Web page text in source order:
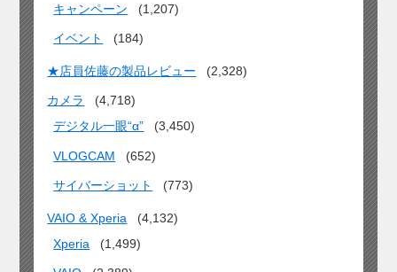
キャンペーン (1,207)
イベント (184)
★店員佐藤の製品レビュー (2,328)
カメラ
(4,718)
デジタル一眼“α”
(3,450)
VLOGCAM (652)
サイバーショット (773)
VAIO & Xperia
(4,132)
Xperia
(1,499)